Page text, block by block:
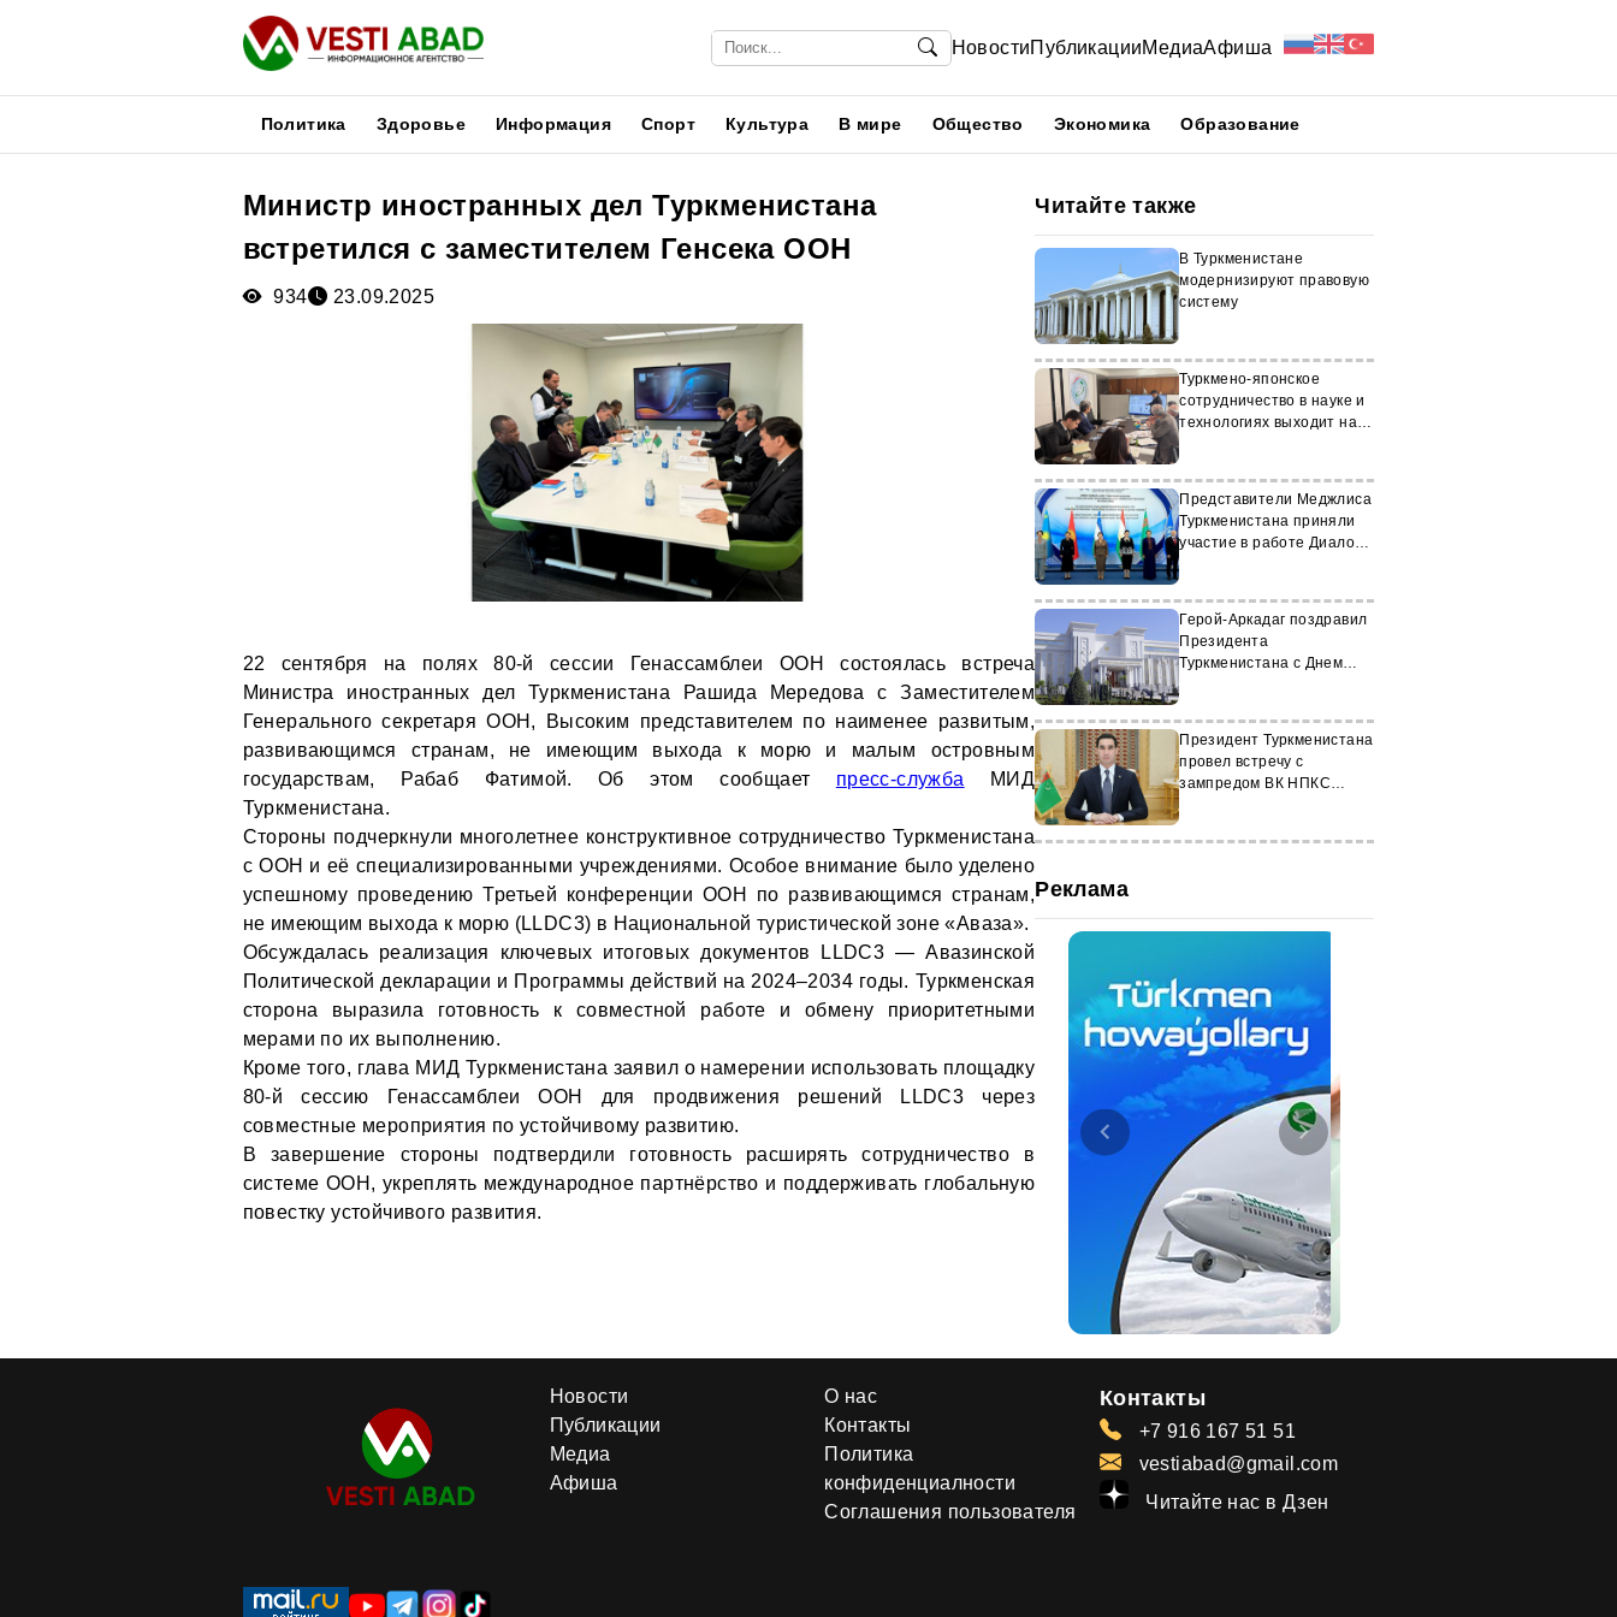
НовостиПубликацииМедиаАфиша
Политика Здоровье Информация Спорт Культура В мире Общество Экономика Образование
Министр иностранных дел Туркменистана
встретился с заместителем Генсека ООН
934 23.09.2025
22 сентября на полях 80-й сессии Генассамблеи ООН состоялась встреча
Министра иностранных дел Туркменистана Рашида Мередова с Заместителем
Генерального секретаря ООН, Высоким представителем по наименее развитым,
развивающимся странам, не имеющим выхода к морю и малым островным
государствам, Рабаб Фатимой. Об этом сообщает пресс-служба МИД
Туркменистана.
Стороны подчеркнули многолетнее конструктивное сотрудничество Туркменистана
с ООН и её специализированными учреждениями. Особое внимание было уделено
успешному проведению Третьей конференции ООН по развивающимся странам,
не имеющим выхода к морю (LLDC3) в Национальной туристической зоне «Авaза».
Обсуждалась реализация ключевых итоговых документов LLDC3 — Авазинской
Политической декларации и Программы действий на 2024–2034 годы. Туркменская
сторона выразила готовность к совместной работе и обмену приоритетными
мерами по их выполнению.
Кроме того, глава МИД Туркменистана заявил о намерении использовать площадку
80-й сессию Генассамблеи ООН для продвижения решений LLDC3 через
совместные мероприятия по устойчивому развитию.
В завершение стороны подтвердили готовность расширять сотрудничество в
системе ООН, укреплять международное партнёрство и поддерживать глобальную
повестку устойчивого развития.
Читайте также
В Туркменистане
модернизируют правовую
систему
Туркмено-японское
сотрудничество в науке и
технологиях выходит на
Представители Меджлиса
Туркменистана приняли
участие в работе Диалога
Герой-Аркадаг поздравил
Президента
Туркменистана с Днем
Президент Туркменистана
провел встречу с
зампредом ВК НПКС
Реклама
Новости
Публикации
Медиа
Афиша
О нас
Контакты
Политика
конфиденциалности
Соглашения пользователя
Контакты
+7 916 167 51 51
vestiabad@gmail.com
Читайте нас в Дзен